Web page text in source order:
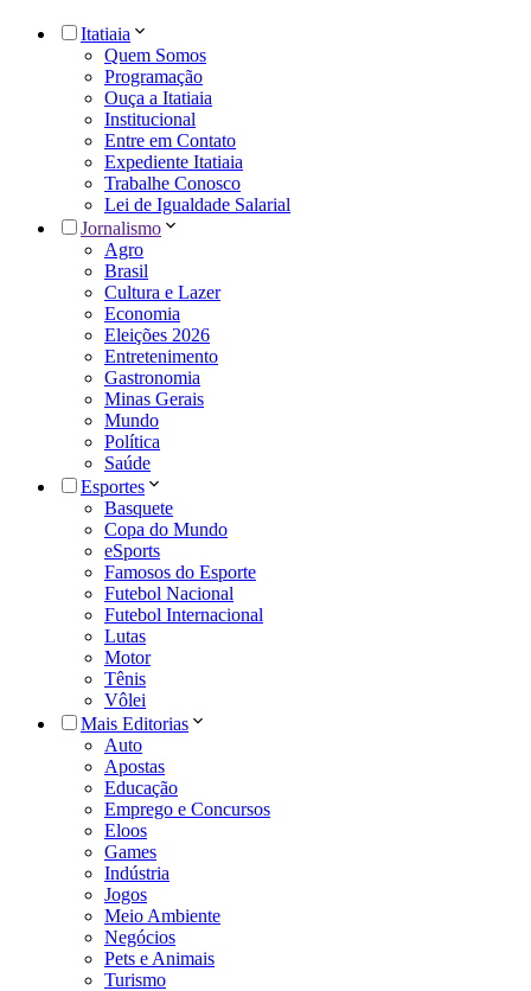
Itatiaia
Quem Somos
Programação
Ouça a Itatiaia
Institucional
Entre em Contato
Expediente Itatiaia
Trabalhe Conosco
Lei de Igualdade Salarial
Jornalismo
Agro
Brasil
Cultura e Lazer
Economia
Eleições 2026
Entretenimento
Gastronomia
Minas Gerais
Mundo
Política
Saúde
Esportes
Basquete
Copa do Mundo
eSports
Famosos do Esporte
Futebol Nacional
Futebol Internacional
Lutas
Motor
Tênis
Vôlei
Mais Editorias
Auto
Apostas
Educação
Emprego e Concursos
Eloos
Games
Indústria
Jogos
Meio Ambiente
Negócios
Pets e Animais
Turismo